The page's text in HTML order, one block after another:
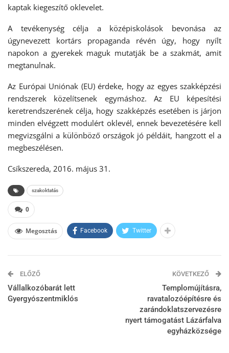
kaptak kiegeszítő oklevelet.
A tevékenység célja a középiskolások bevonása az
úgynevezett kortárs propaganda révén úgy, hogy nyílt
napokon a gyerekek maguk mutatják be a szakmát, amit
megtanulnak.
Az Európai Uniónak (EU) érdeke, hogy az egyes szakképzési
rendszerek közelítsenek egymáshoz. Az EU képesítési
keretrendszerének célja, hogy szakképzés esetében is járjon
minden elvégzett modulért oklevél, ennek bevezetésére kell
megvizsgálni a különböző országok jó példáit, hangzott el a
megbeszélésen.
Csíkszereda, 2016. május 31.
szakoktatás
0
Megosztás Facebook Twitter
ELŐZŐ
Vállalkozóbarát lett
Gyergyószentmiklós
KÖVETKEZŐ
Templomújításra,
ravatalozóépítésre és
zarándoklatszervezésre
nyert támogatást Lázárfalva
egyházközsége